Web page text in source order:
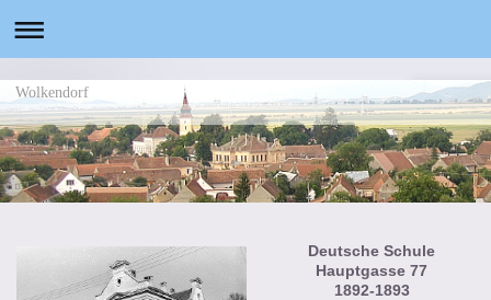
Wolkendorf
Deutsche Schule
Hauptgasse 77
1892-1893